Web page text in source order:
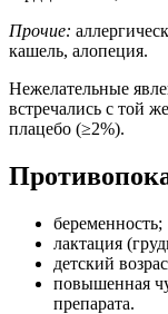
Прочие:
кашель, алопеция.
Нежелательные
встречались с той
плацебо (≥2%).
беременность;
лактация
детский
повышенная
препарата.